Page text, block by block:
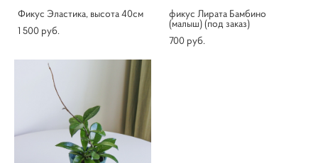
Фикус Эластика, высота 40см
1 500 pуб.
фикус Лирата Бамбино
(малыш) (под заказ)
700 pуб.